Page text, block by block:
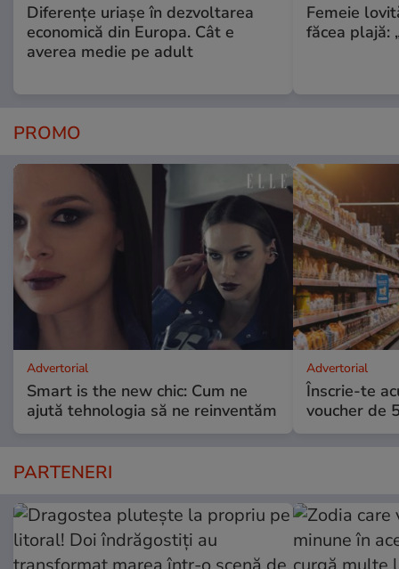
Diferențe uriașe în dezvoltarea
economică din Europa. Cât e
averea medie pe adult
Femeie
făcea plajă:
PROMO
Advertorial
Smart is the new chic: Cum ne
ajută tehnologia să ne reinventăm
Advertorial
Înscrie-te
voucher de
PARTENERI